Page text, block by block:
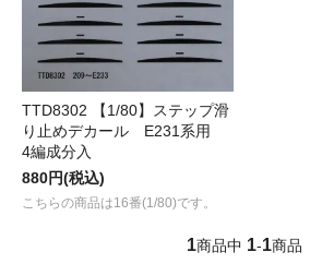
TTD8302 【1/80】ステップ滑
り止めデカール E231系用
4編成分入
880円(税込)
こちらの商品は16番(1/80)です。
1商品中 1-1商品